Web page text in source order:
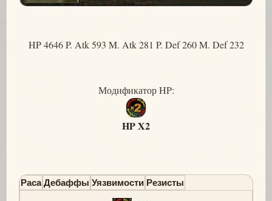
HP 4646 P. Atk 593 M. Atk 281 P. Def 260 M. Def 232
Модификатор HP:
HP X2
Раса Дебаффы Уязвимости Резисты